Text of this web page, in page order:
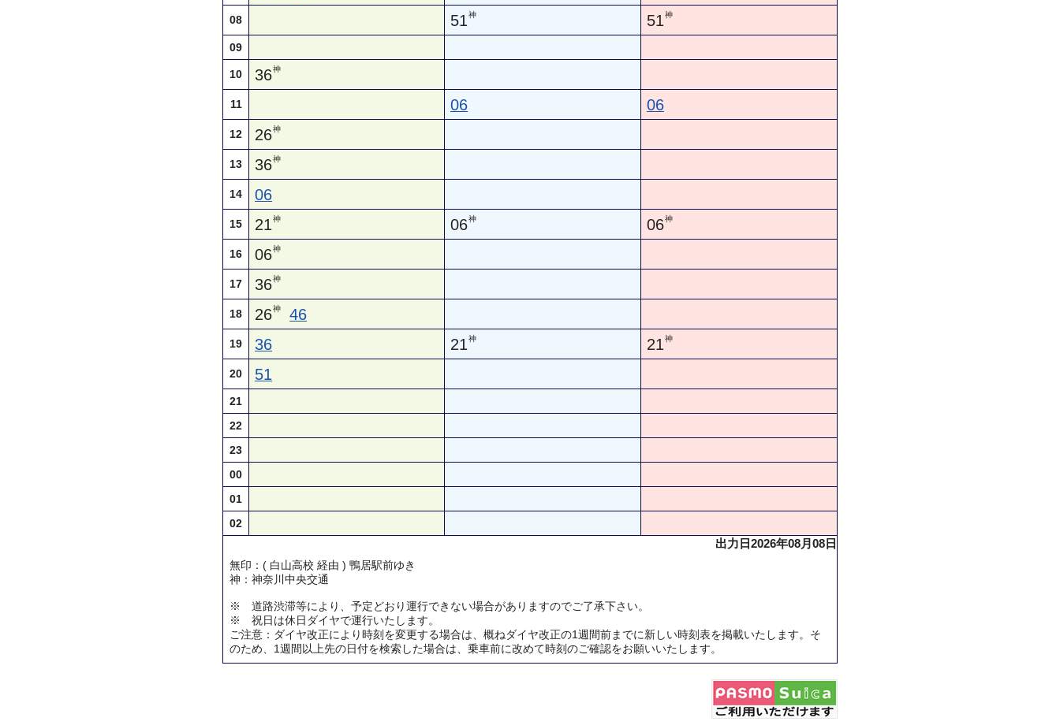
08 51神 51神
09
10 36神
11 06 06
12 26神
13 36神
14 06
15 21神 06神 06神
16 06神
17 36神
18 26神 46
19 36 21神 21神
20 51
21
22
23
00
01
02
出力日2026年08月08日
無印：( 白山高校 経由 ) 鴨居駅前ゆき
神：神奈川中央交通
※ 道路渋滞等により、予定どおり運行できない場合がありますのでご了承下さい。
※ 祝日は休日ダイヤで運行いたします。
ご注意：ダイヤ改正により時刻を変更する場合は、概ねダイヤ改正の1週間前までに新しい時刻表を掲載いたします。そ
のため、1週間以上先の日付を検索した場合は、乗車前に改めて時刻のご確認をお願いいたします。